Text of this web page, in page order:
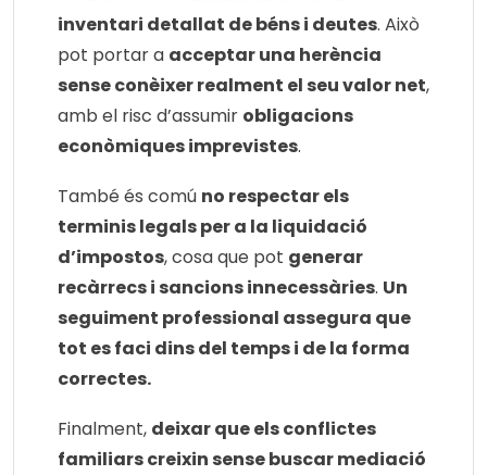
inventari detallat de béns i deutes. Això
pot portar a acceptar una herència
sense conèixer realment el seu valor net,
amb el risc d’assumir obligacions
econòmiques imprevistes.
També és comú no respectar els
terminis legals per a la liquidació
d’impostos, cosa que pot generar
recàrrecs i sancions innecessàries. Un
seguiment professional assegura que
tot es faci dins del temps i de la forma
correctes.
Finalment, deixar que els conflictes
familiars creixin sense buscar mediació